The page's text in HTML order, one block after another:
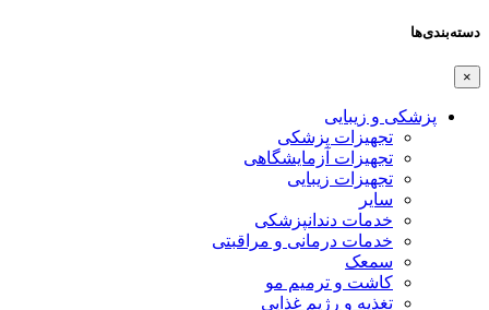
دسته‌بندی‌ها
×
پزشکی و زیبایی
تجهیزات پزشکی
تجهیزات آزمایشگاهی
تجهیزات زیبایی
سایر
خدمات دندانپزشکی
خدمات درمانی و مراقبتی
سمعک
کاشت و ترمیم مو
تغذیه و رژیم غذایی